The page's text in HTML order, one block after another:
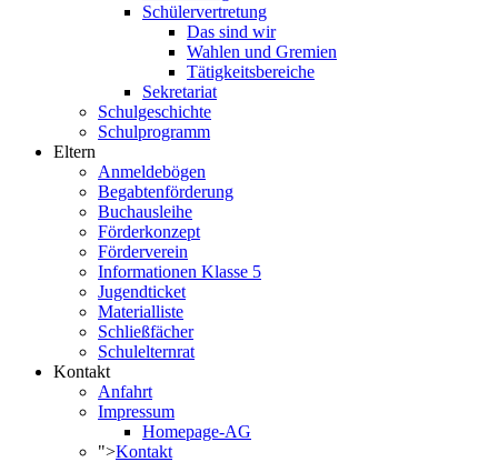
Schülervertretung
Das sind wir
Wahlen und Gremien
Tätigkeitsbereiche
Sekretariat
Schulgeschichte
Schulprogramm
Eltern
Anmeldebögen
Begabtenförderung
Buchausleihe
Förderkonzept
Förderverein
Informationen Klasse 5
Jugendticket
Materialliste
Schließfächer
Schulelternrat
Kontakt
Anfahrt
Impressum
Homepage-AG
">Kontakt